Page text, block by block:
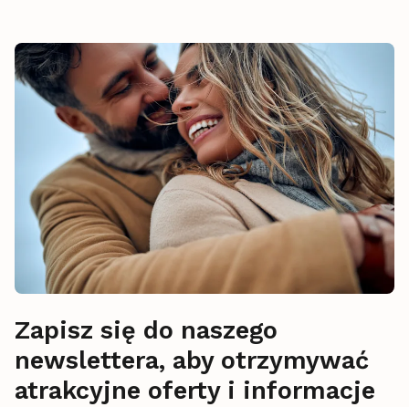
Zapisz się do naszego
newslettera, aby otrzymywać
atrakcyjne oferty i informacje